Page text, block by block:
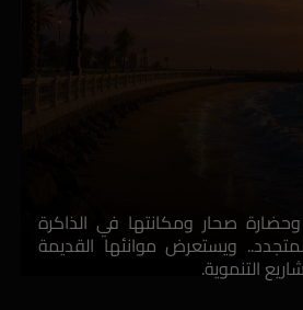
صحار ومكانتها في الذاكرة
ويستعرض موانئها القديمة
التنموية.